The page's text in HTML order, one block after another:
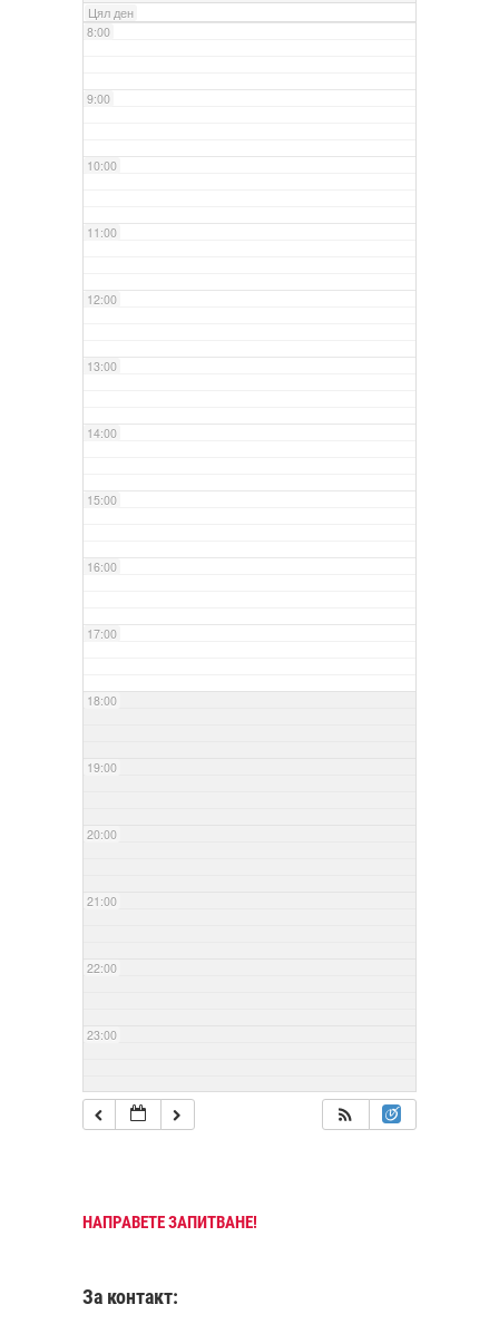
Цял ден
8:00
9:00
10:00
11:00
12:00
13:00
14:00
15:00
16:00
17:00
18:00
19:00
20:00
21:00
22:00
23:00
НАПРАВЕТЕ ЗАПИТВАНЕ!
За контакт: